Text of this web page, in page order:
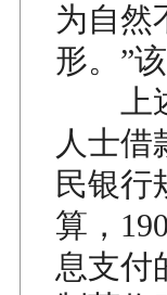
为自然
形。”
上述
人士借
民银行
算，
息支付